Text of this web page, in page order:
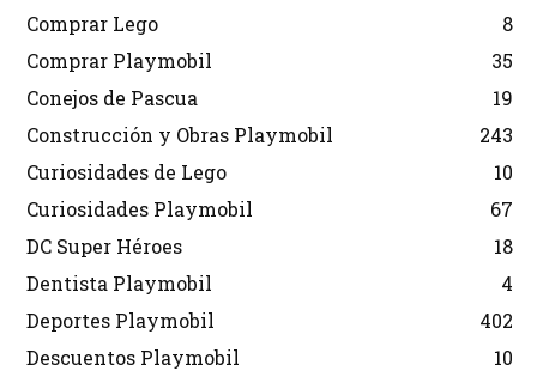
Comprar Lego
8
Comprar Playmobil
35
Conejos de Pascua
19
Construcción y Obras Playmobil
243
Curiosidades de Lego
10
Curiosidades Playmobil
67
DC Super Héroes
18
Dentista Playmobil
4
Deportes Playmobil
402
Descuentos Playmobil
10